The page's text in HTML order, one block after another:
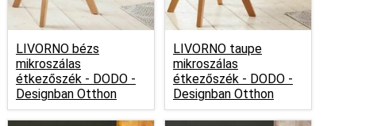
LIVORNO bézs
mikroszálas
étkezőszék - DODO -
Designban Otthon
LIVORNO taupe
mikroszálas
étkezőszék - DODO -
Designban Otthon